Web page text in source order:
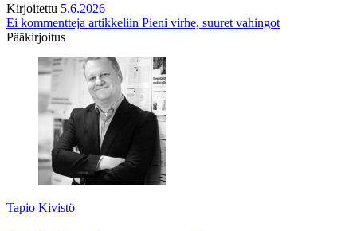
Kirjoitettu 5.6.2026
Ei kommentteja artikkeliin Pieni virhe, suuret vahingot
Pääkirjoitus
Tapio Kivistö